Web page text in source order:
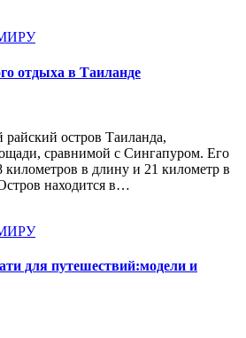
отдыха в Таиланде
сравнимой с Сингапуром. Его
километров в длину и 21 километр в
находится в…
для путешествий:модели и